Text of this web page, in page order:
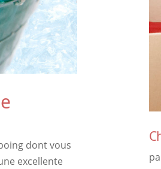
dont vous
excellente